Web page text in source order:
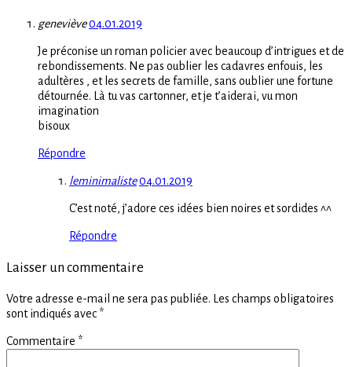
geneviève04.01.2019
Je préconise un roman policier avec beaucoup d’intrigues et de
rebondissements. Ne pas oublier les cadavres enfouis, les
adultères , et les secrets de famille, sans oublier une fortune
détournée. Là tu vas cartonner, et je t’aiderai, vu mon
imagination
bisoux
Répondre
leminimaliste04.01.2019
C’est noté, j’adore ces idées bien noires et sordides ^^
Répondre
Laisser un commentaire
Votre adresse e-mail ne sera pas publiée. Les champs obligatoires
sont indiqués avec *
Commentaire *